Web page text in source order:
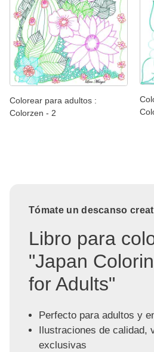
Colorear para adultos :
Colorzen - 2
Tómate un descanso
Libro para
"Japan
for Adults"
Perfecto para adultos y
Ilustraciones de calidad,
exclusivas